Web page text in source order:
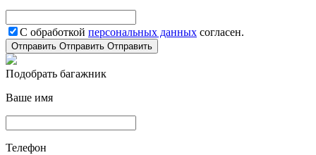
С обработкой персональных данных согласен.
Отправить Отправить Отправить
Подобрать багажник
Ваше имя
Телефон